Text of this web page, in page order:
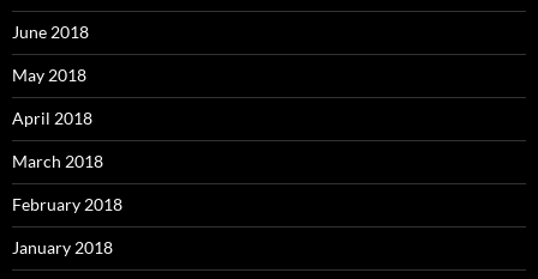
June 2018
May 2018
April 2018
March 2018
February 2018
January 2018